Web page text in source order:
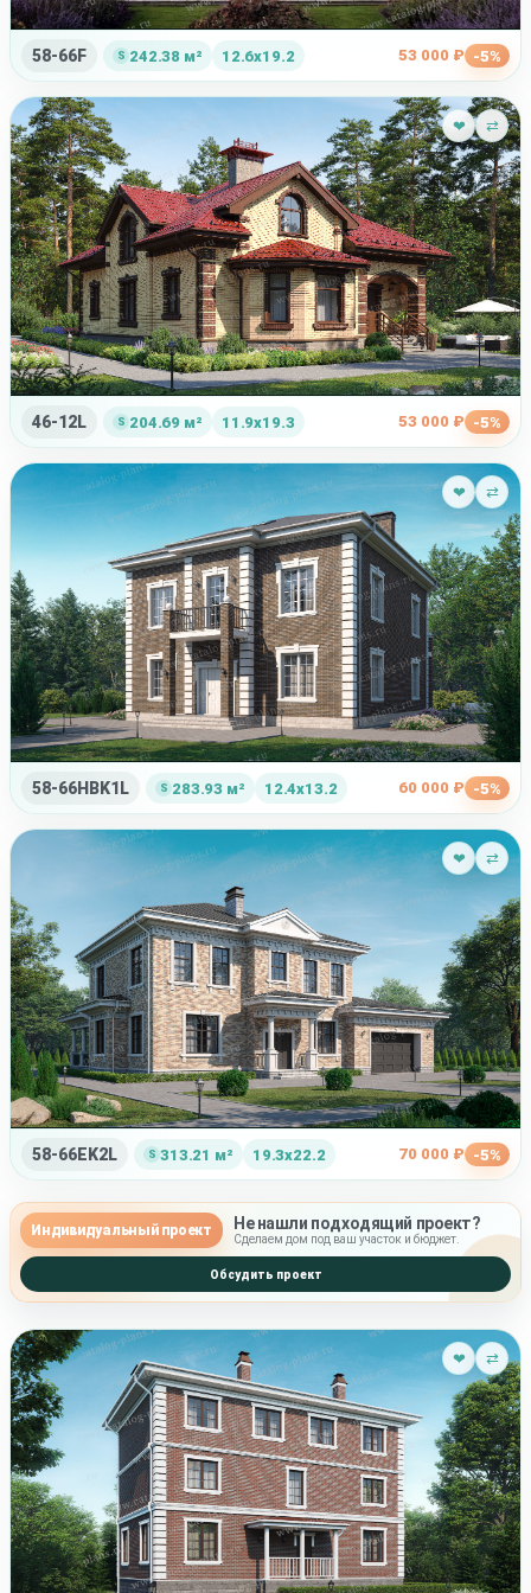
58-66F 242.38 м² 12.6x19.2 53 000 ₽ -5%
❤ ⇄
46-12L 204.69 м² 11.9x19.3 53 000 ₽ -5%
❤ ⇄
58-66HBK1L 283.93 м² 12.4x13.2 60 000 ₽ -5%
❤ ⇄
58-66EK2L 313.21 м² 19.3x22.2 70 000 ₽ -5%
Индивидуальный проект Не нашли подходящий проект?
Сделаем дом под ваш участок и бюджет.
Обсудить проект
❤ ⇄
Фильтр